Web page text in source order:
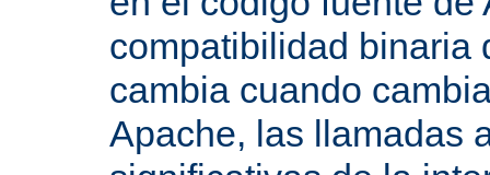
compatibilidad binaria
cambia cuando
Apache, las llamadas